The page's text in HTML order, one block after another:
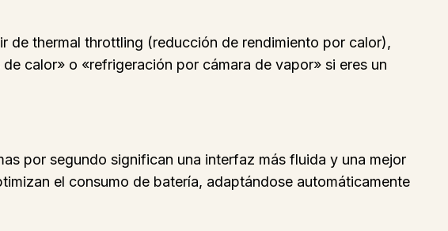
de thermal throttling (reducción de rendimiento por calor),
calor» o «refrigeración por cámara de vapor» si eres un
por segundo significan una interfaz más fluida y una mejor
el consumo de batería, adaptándose automáticamente